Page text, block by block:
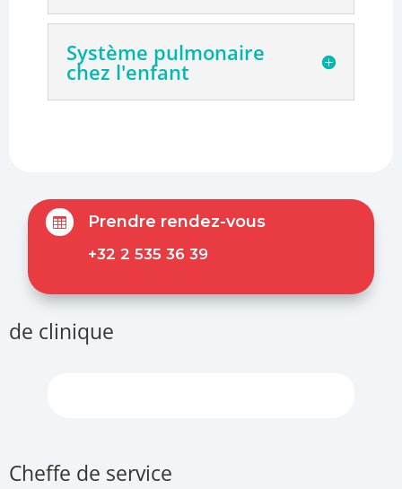
Système pulmonaire
chez l'enfant
 Prendre rendez-vous
+32 2 535 36 39
de clinique
Cheffe de service